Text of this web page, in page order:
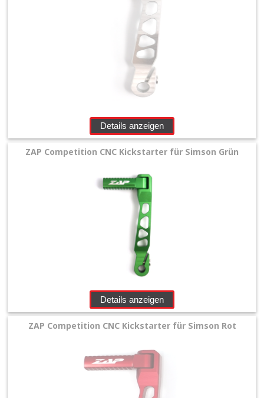
Details anzeigen
ZAP Competition CNC Kickstarter für Simson Grün
Details anzeigen
ZAP Competition CNC Kickstarter für Simson Rot